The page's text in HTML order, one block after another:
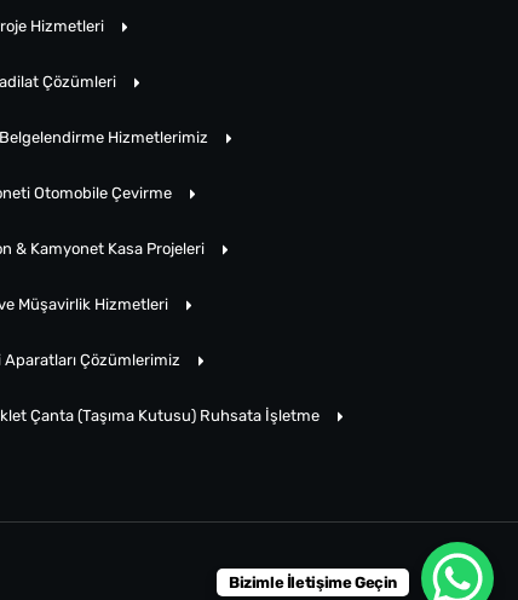
Hizmetleri
Çözümleri
Hizmetlerimiz
Otomobile Çevirme
& Kamyonet Kasa Projeleri
Müşavirlik Hizmetleri
Aparatları Çözümlerimiz
Çanta (Taşıma Kutusu) Ruhsata İşletme
Bizimle İletişime Geçin